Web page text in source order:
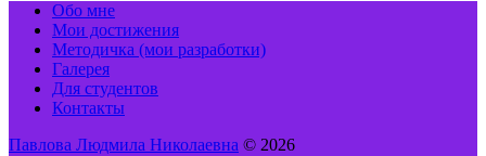
Обо мне
Мои достижения
Методичка (мои разработки)
Галерея
Для студентов
Контакты
Павлова Людмила Николаевна © 2026